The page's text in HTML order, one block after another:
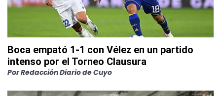
Boca empató 1-1 con Vélez en un partido
intenso por el Torneo Clausura
PorRedacción Diario de Cuyo